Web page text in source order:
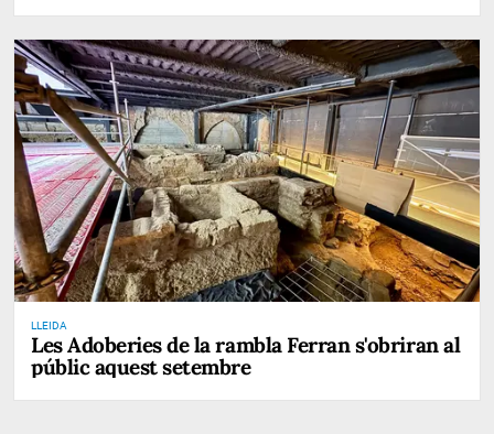
LLEIDA
Les Adoberies de la rambla Ferran s'obriran al
públic aquest setembre